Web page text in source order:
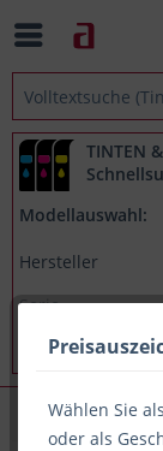
TINTEN
Modellauswahl:
Fineliner
Wählen Sie
oder als